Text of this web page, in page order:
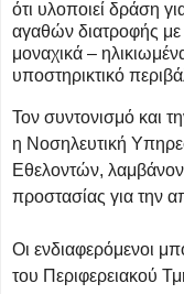
ότι υλοποιεί δράση
αγαθών διατροφής με
μοναχικά –
υποστηρικτικό
Τον συντονισμό και
η Νοσηλευτική
Εθελοντών,
προστασίας για την
Οι ενδιαφερόμενοι
του Περιφερειακού